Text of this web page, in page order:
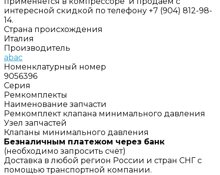
интересной скидкой по телефону +7 (904) 812-98-
14.
Страна происхождения
Италия
Производитель
abac
Номенклатурный номер
9056396
Серия
Ремкомплекты
Наименование запчасти
Ремкомплект клапана минимального давления
Узел запчастей
Клапаны минимального давления
Безналичным платежом через банк
(необходимо запросить счёт)
Доставка в любой регион России и стран СНГ с
помощью транспортной компании.